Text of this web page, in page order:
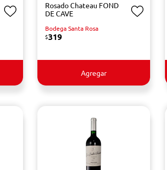
Rosado Chateau FOND
DE CAVE
Bodega Santa Rosa
$319
Agregar